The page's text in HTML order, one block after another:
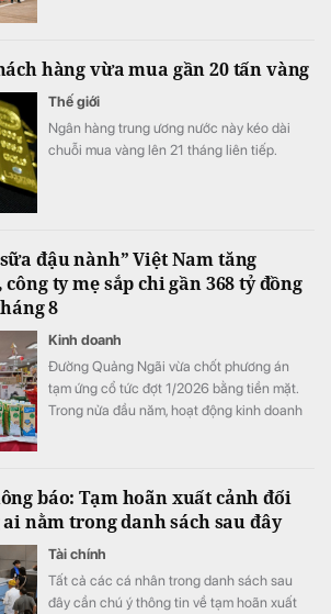
hàng vừa mua gần 20 tấn vàng
Thế giới
Ngân hàng trung ương nước này kéo dài
chuỗi mua vàng lên 21 tháng liên tiếp.
đậu nành” Việt Nam tăng
ty mẹ sắp chi gần 368 tỷ đồng
8
Kinh doanh
Đường Quảng Ngãi vừa chốt phương án
tạm ứng cổ tức đợt 1/2026 bằng tiền mặt.
Trong nửa đầu năm, hoạt động kinh doanh
báo: Tạm hoãn xuất cảnh đối
nằm trong danh sách sau đây
Tài chính
Tất cả các cá nhân trong danh sách sau
đây cần chú ý thông tin về tạm hoãn xuất